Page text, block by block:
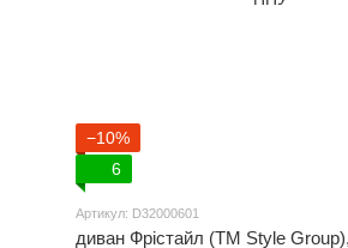
−10%
6
Артикул: D32000601
диван Фрістайл (ТМ Style Group),